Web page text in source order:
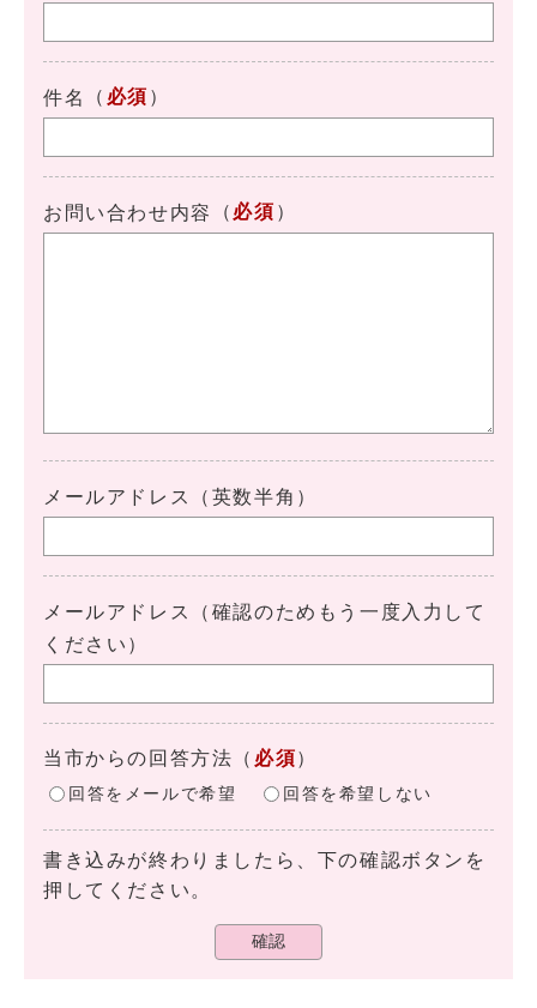
件名 （ 必須 ）
お問い合わせ内容 （ 必須 ）
メールアドレス（英数半角）
メールアドレス（確認のためもう一度入力して
ください）
当市からの回答方法 （ 必須）
回答をメールで希望 回答を希望しない
書き込みが終わりましたら、下の確認ボタンを
押してください。
確認